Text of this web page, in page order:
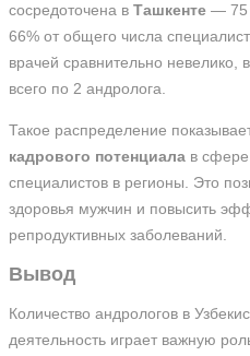
сосредоточена в Ташкенте — 75
66% от общего числа
врачей сравнительно невелико,
всего по 2 андролога.
Такое распределение
кадрового потенциала в
специалистов в регионы. Это
здоровья мужчин и повысить
репродуктивных заболеваний.
Вывод
Количество андрологов в
деятельность играет важную